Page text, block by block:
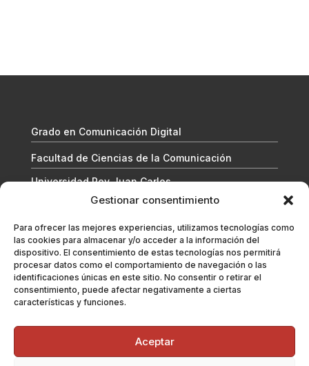
Gestionar consentimiento
Para ofrecer las mejores experiencias, utilizamos tecnologías como
las cookies para almacenar y/o acceder a la información del
dispositivo. El consentimiento de estas tecnologías nos permitirá
procesar datos como el comportamiento de navegación o las
identificaciones únicas en este sitio. No consentir o retirar el
consentimiento, puede afectar negativamente a ciertas
características y funciones.
Aceptar
Grado en Comunicación Digital
Facultad de Ciencias de la Comunicación
Universidad Rey Juan Carlos
A menos que se indique lo contrario, esta obra está licenciada
Creative Commons Attribution 4.0 International License